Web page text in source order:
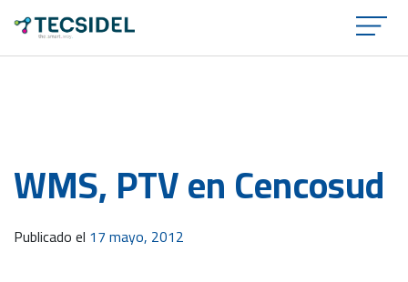
×
WMS, PTV en Cencosud
Publicado el 17 mayo, 2012